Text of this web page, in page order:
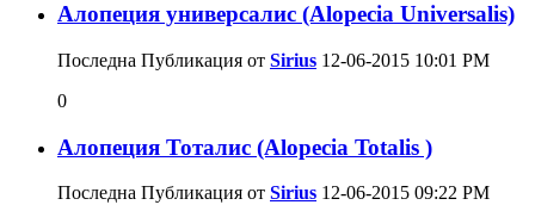
Aлопеция универсалис (Alopecia Universalis)
Последна Публикация от Sirius 12-06-2015 10:01 PM
0
Алопеция Тоталис (Alopecia Totalis )
Последна Публикация от Sirius 12-06-2015 09:22 PM